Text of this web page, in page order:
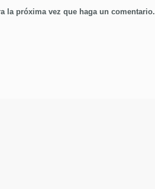
la próxima vez que haga un comentario.